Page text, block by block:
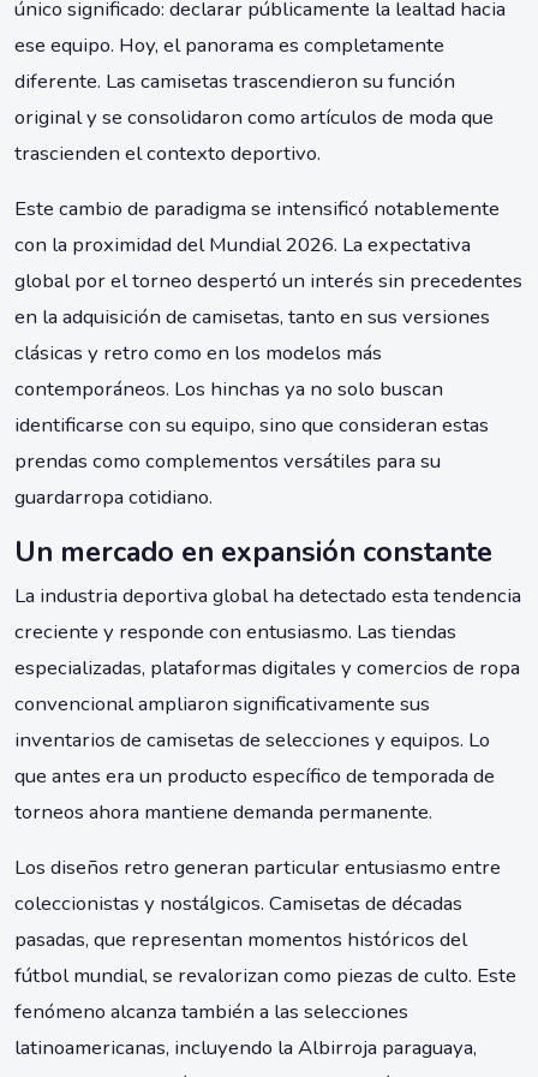
único significado: declarar públicamente la lealtad hacia
ese equipo. Hoy, el panorama es completamente
diferente. Las camisetas trascendieron su función
original y se consolidaron como artículos de moda que
trascienden el contexto deportivo.
Este cambio de paradigma se intensificó notablemente
con la proximidad del Mundial 2026. La expectativa
global por el torneo despertó un interés sin precedentes
en la adquisición de camisetas, tanto en sus versiones
clásicas y retro como en los modelos más
contemporáneos. Los hinchas ya no solo buscan
identificarse con su equipo, sino que consideran estas
prendas como complementos versátiles para su
guardarropa cotidiano.
Un mercado en expansión constante
La industria deportiva global ha detectado esta tendencia
creciente y responde con entusiasmo. Las tiendas
especializadas, plataformas digitales y comercios de ropa
convencional ampliaron significativamente sus
inventarios de camisetas de selecciones y equipos. Lo
que antes era un producto específico de temporada de
torneos ahora mantiene demanda permanente.
Los diseños retro generan particular entusiasmo entre
coleccionistas y nostálgicos. Camisetas de décadas
pasadas, que representan momentos históricos del
fútbol mundial, se revalorizan como piezas de culto. Este
fenómeno alcanza también a las selecciones
latinoamericanas, incluyendo la Albirroja paraguaya,